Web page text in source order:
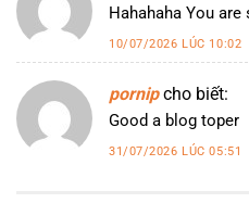
Hahahaha You are
10/07/2026 LÚC 10:02
pornip cho biết:
Good a blog toper
31/07/2026 LÚC 05:51